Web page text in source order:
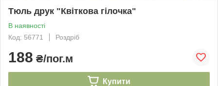
Тюль друк "Квіткова гілочка"
В наявності
Код: 56771
Роздріб
188 ₴/пог.м
Купити